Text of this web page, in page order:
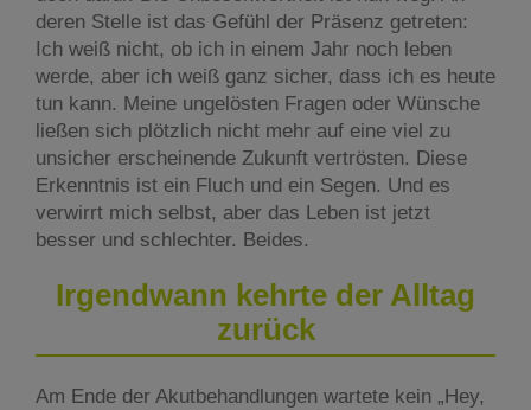
deren Stelle ist das Gefühl der Präsenz getreten:
Ich weiß nicht, ob ich in einem Jahr noch leben
werde, aber ich weiß ganz sicher, dass ich es heute
tun kann. Meine ungelösten Fragen oder Wünsche
ließen sich plötzlich nicht mehr auf eine viel zu
unsicher erscheinende Zukunft vertrösten. Diese
Erkenntnis ist ein Fluch und ein Segen. Und es
verwirrt mich selbst, aber das Leben ist jetzt
besser und schlechter. Beides.
Irgendwann kehrte der Alltag
zurück
Am Ende der Akutbehandlungen wartete kein „Hey,